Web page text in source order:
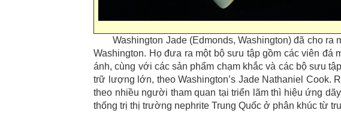
Washington Jade (Edmonds, Washington) đã cho ra
Washington. Họ đưa ra một bộ sưu tập gồm các viên đá
ánh, cùng với các sản phẩm chạm khắc và các bộ sưu
trữ lượng lớn, theo Washington’s Jade Nathaniel Cook.
theo nhiều người tham quan tại triển lãm thì hiệu ứng
thống trị thị trường nephrite Trung Quốc ở phân khúc từ